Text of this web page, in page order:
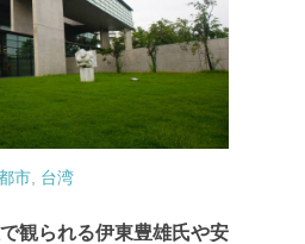
市 台湾
観られる伊東豊雄氏や安